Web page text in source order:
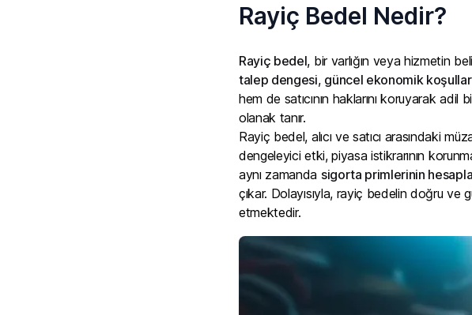
Rayiç Bedel Nedir?
Rayiç bedel, bir varlığın veya hizmetin
talep dengesi, güncel ekonomik koşullar
hem de satıcının haklarını koruyarak adil
olanak tanır.
Rayiç bedel, alıcı ve satıcı arasındaki
dengeleyici etki, piyasa istikrarının
aynı zamanda sigorta primlerinin
çıkar. Dolayısıyla, rayiç bedelin doğru ve
etmektedir.